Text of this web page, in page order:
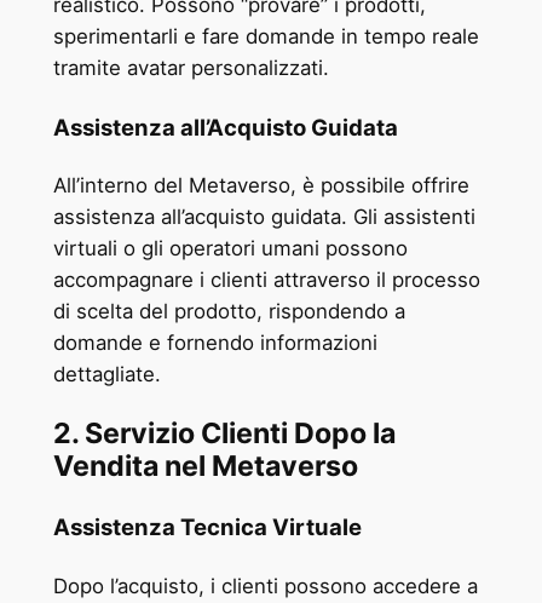
sperimentarli e fare domande in tempo reale
tramite avatar personalizzati.
Assistenza all’Acquisto Guidata
All’interno del Metaverso, è possibile offrire
assistenza all’acquisto guidata. Gli assistenti
virtuali o gli operatori umani possono
accompagnare i clienti attraverso il processo
di scelta del prodotto, rispondendo a
domande e fornendo informazioni
dettagliate.
2. Servizio Clienti Dopo la
Vendita nel Metaverso
Assistenza Tecnica Virtuale
Dopo l’acquisto, i clienti possono accedere a